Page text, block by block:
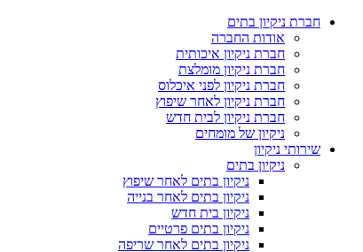
חברת ניקיון בתים
אודות החברה
חברת ניקיון איכותית
חברת ניקיון מומלצת
חברת ניקיון לפני איכלוס
חברת ניקיון לאחר שיפוץ
חברת ניקיון לבית חדש
ניקיון של מומחים
שירותי ניקיון
ניקיון בתים
ניקיון בתים לאחר שיפוץ
ניקיון בתים לאחר בנייה
ניקיון בית חדש
ניקיון בתים פרטיים
ניקיון בתים לאחר שריפה